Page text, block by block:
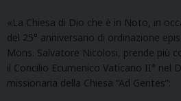
«La Chiesa di Dio che è in Noto, in
del 25° anniversario di ordinazione
Mons. Salvatore Nicolosi, prende più
il Concilio Ecumenico Vaticano II° nel
missionaria della Chiesa “Ad Gentes”: